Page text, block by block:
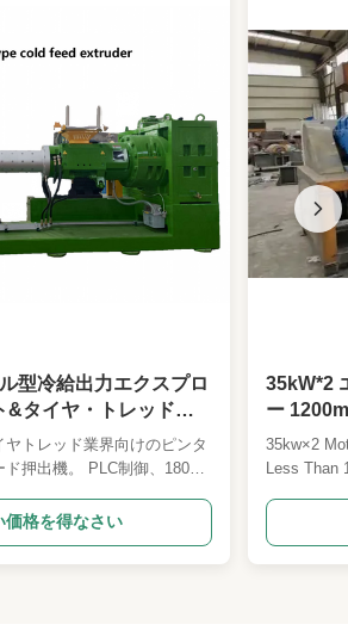
フェンダー製造 ヴァルカリ化機械,
トンのゴム・ヴァルカリ化機
トプレス・モールド・ゴム・ヴァルカナイ
マシン
型冷給出力エクスプロ
&タイヤ・トレッド産
ヤトレッド業界向けのピンタ
押出機。 PLC制御、180kw
れた耐摩耗性、効率的な混
界的な産業用途向けに
しています。
価格を得なさい
35kW*2
ー
ために水
35kw×2
Less
processing
powder.